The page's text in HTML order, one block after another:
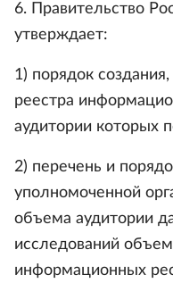
6. Правительство
утверждает:
1) порядок
реестра
аудитории которых
2) перечень и
уполномоченной
объема аудитории
исследований
информационных